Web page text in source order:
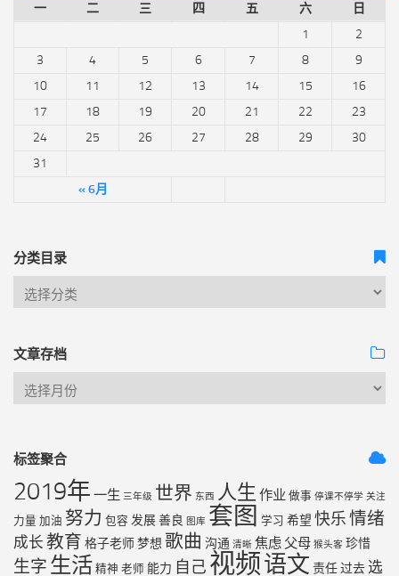
一
二 三 四 五 六 日
« 6月
1
2
3
4 5 6 7 8
9
10
11 12 13 14 15
16
17
18 19 20 21 22
23
24
25 26 27 28 29
30
31
分类目录
文章存档
标签聚合
2019年 一生 三年级 世界 东西 人生 作业 做事 停课不停学 关注
力量 加油 努力 包容 发展善良 图库 套图 学习 希望 快乐情绪
成长 教育 格子老师梦想 歌曲 沟通 清晰 焦虑 父母 猴头客 珍惜
生字 生活 精神 老师 能力 自己 视频语文 责任过去 选